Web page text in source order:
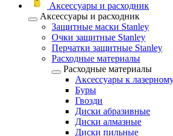
Аксессуары и расходник
Аксессуары и расходник
Защитные маски Stanley
Очки защитные Stanley
Перчатки защитные Stanley
Расходные материалы
Расходные материалы
Аксессуары к
Буры
Гвозди
Диски абразивные
Диски алмазные
Диски пильные